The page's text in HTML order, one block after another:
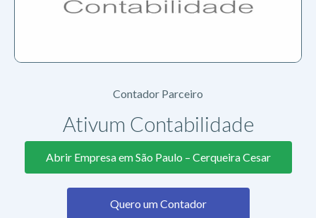
Contador Parceiro
Ativum Contabilidade
Abrir Empresa em São Paulo – Cerqueira Cesar
Quero um Contador